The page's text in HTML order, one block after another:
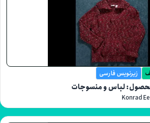
فارسی
و منسوجات